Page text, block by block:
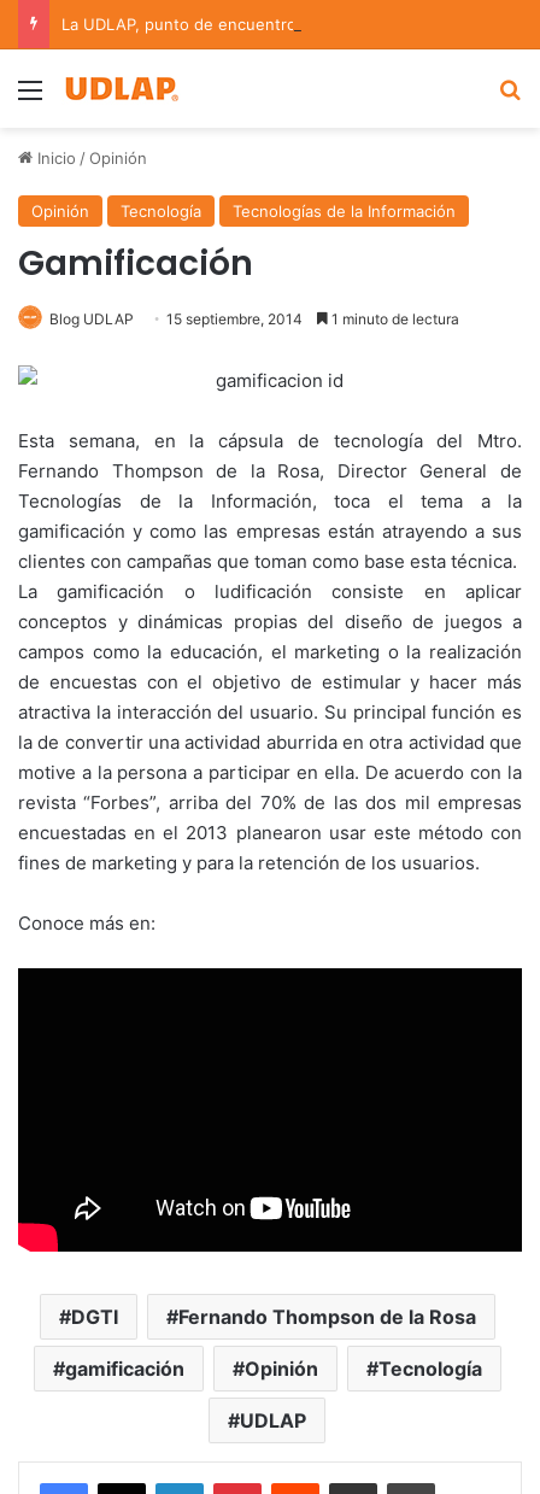
Menu
Inicio /Opinión
Opinión Tecnología Tecnologías de la Información
Gamificación
Blog UDLAP 15 septiembre, 2014 1 minuto de lectura
Esta semana, en la cápsula de tecnología del Mtro.
Fernando Thompson de la Rosa, Director General de
Tecnologías de la Información, toca el tema a la
gamificación y como las empresas están atrayendo a sus
clientes con campañas que toman como base esta técnica.
La gamificación o ludificación consiste en aplicar
conceptos y dinámicas propias del diseño de juegos a
campos como la educación, el marketing o la realización
de encuestas con el objetivo de estimular y hacer más
atractiva la interacción del usuario. Su principal función es
la de convertir una actividad aburrida en otra actividad que
motive a la persona a participar en ella. De acuerdo con la
revista “Forbes”, arriba del 70% de las dos mil empresas
encuestadas en el 2013 planearon usar este método con
fines de marketing y para la retención de los usuarios.
Conoce más en:
DGTI Fernando Thompson de la Rosa
gamificación Opinión Tecnología
UDLAP
LinkedInPinterestReddit Share via Email Print